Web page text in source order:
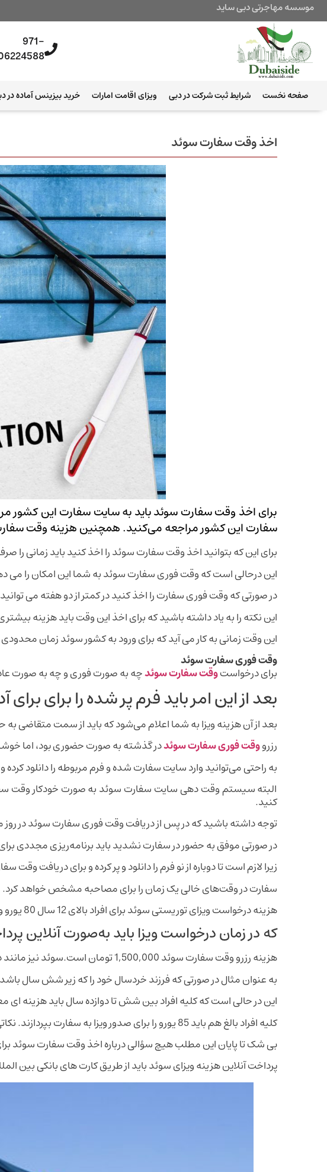
موسسه مهاجرتی دبی ساید
971-
صفحه نخست شرایط ثبت شرکت در دبی ویزای اقامت امارات خرید بیزینس آماده در
اخذ وقت سفارت سوئد
برای اخذ وقت سفارت سوئد باید به سایت سفارت این کشور
سفارت این کشور مراجعه می‌کنید. همچنین هزینه وقت سفارت
برای این که بتوانید اخذ وقت سفارت سوئد را اخذ کنید باید زمانی
این درحالی است که وقت فوری سفارت سوئد به شما این امکان را می
در صورتی که وقت فوری سفارت را اخذ کنید در کمتر از دو هفته می
این نکته را به یاد داشته باشید که برای اخذ این وقت باید هزینه بیشتری
این وقت زمانی به کار می آید که برای ورود به کشور سوئد زمان
وقت فوری سفارت سوئد
برای درخواستوقت سفارت سوئدچه به صورت فوری و چه به صورت
بعد از این امر باید فرم پر شده را برای
بعد از آن هزینه ویزا به شما اعلام می‌شود که باید از سمت متقاضی
رزرووقت فوری سفارت سوئددر گذشته به صورت حضوری بود، اما خوشبختانه از سال 2016 به صورت
به راحتی می‌توانید وارد سایت سفارت شده و فرم مربوطه را دانلود
البته سیستم وقت دهی سایت سفارت سوئد به صورت خودکار وقت
کنید.
توجه داشته باشید که در پس از دریافت وقت فوری سفارت سوئد در روز
در صورتی موفق به حضور در سفارت نشدید باید برنامه‌ریزی مجددی
زیرا لازم است تا دوباره از نو فرم را دانلود و پر کرده و برای دریافت وقت
سفارت در وقت‌های خالی یک زمان را برای مصاحبه مشخص خواهد کرد.
هزینه درخواست ویزای توریستی سوئد برای افراد بالای 12 سال 80 یورو و کودکان 6 تا 12 سال 40 یورو می‌باشد
که در زمان درخواست ویزا باید به‌صورت آنلاین
هزینه رزرو وقت سفارت سوئد 1,500,000 تومان است.سوئد نیز مانند دیگر کشورهای سوئد برای اخذ هزینه از مسافران محدودیت هایی دارد.
به عنوان مثال در صورتی که فرزند خردسال خود را که زیر شش سال
این در حالی است که کلیه افراد بین شش تا دوازده سال باید هزینه ای
کلیه افراد بالغ هم باید 85 یورو را برای صدور ویزا به سفارت بپردازند. نکاتی در این باره وجود دارد که در ادامه به صورت مختصر به آن ها اشاره خواهیم کرد.
بی شک تا پایان این مطلب هیچ سؤالی درباره اخذ وقت سفارت سوئد
پرداخت آنلاین هزینه ویزای سوئد باید از طریق کارت های بانکی بین